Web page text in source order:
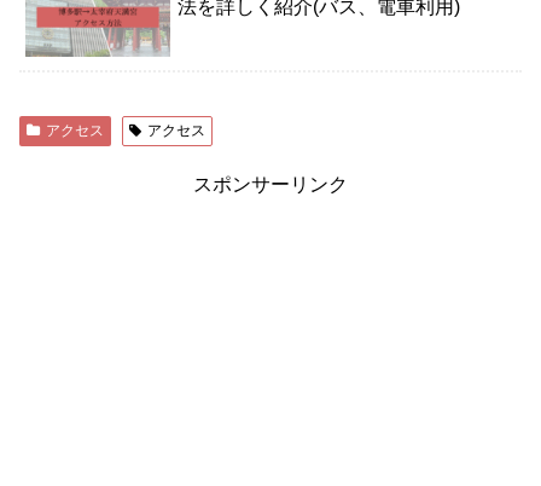
法を詳しく紹介(バス、電車利用)
アクセス アクセス
スポンサーリンク